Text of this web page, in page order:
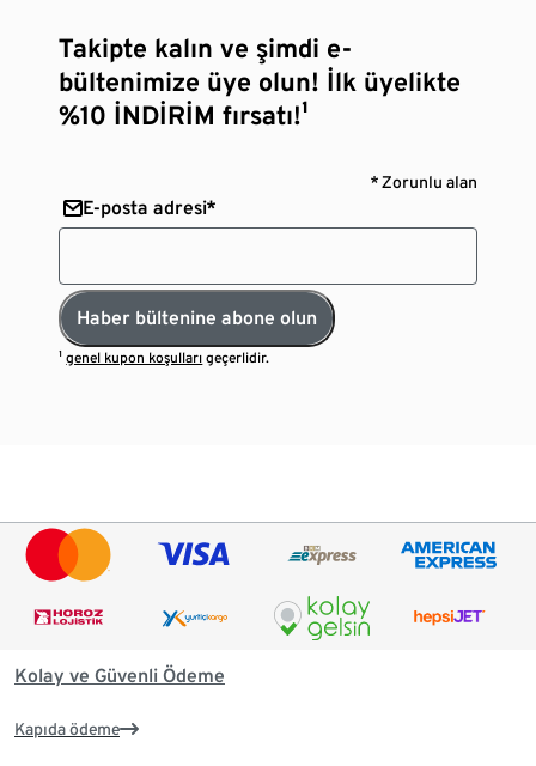
Takipte kalın ve şimdi e-
bültenimize üye olun! İlk üyelikte
%10 İNDİRİM fırsatı!¹
* Zorunlu alan
E-posta adresi*
Haber bültenine abone olun
¹genel kupon koşulları geçerlidir.
Kolay ve Güvenli Ödeme
Kapıda ödeme